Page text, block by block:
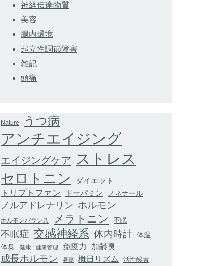
神経伝達物質
美容
腸内環境
起立性調節障害
雑記
頭痛
Nature うつ病
アンチエイジング
エイジングケア ストレス
セロトニン ダイエット
トリプトファン ドーパミン ノネナール
ノルアドレナリン ホルモン
ホルモンバランス メラトニン 不眠
不眠症 交感神経系 体内時計 体温
体臭 健康 健康管理 免疫力 加齢臭
成長ホルモン 昼寝 概日リズム 活性酸素